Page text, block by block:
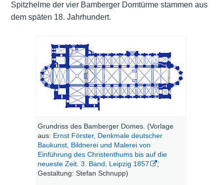
Spitzhelme der vier Bamberger Domtürme stammen aus
dem späten 18. Jahrhundert.
Grundriss des Bamberger Domes. (Vorlage
aus: Ernst Förster, Denkmale deutscher
Baukunst, Bildnerei und Malerei von
Einführung des Christenthums bis auf die
neueste Zeit. 3. Band, Leipzig 1857
;
Gestaltung: Stefan Schnupp)